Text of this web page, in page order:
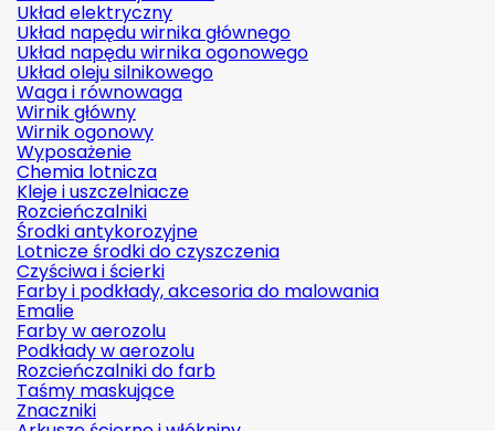
Układ elektryczny
Układ napędu wirnika głównego
Układ napędu wirnika ogonowego
Układ oleju silnikowego
Waga i równowaga
Wirnik główny
Wirnik ogonowy
Wyposażenie
Chemia lotnicza
Kleje i uszczelniacze
Rozcieńczalniki
Środki antykorozyjne
Lotnicze środki do czyszczenia
Czyściwa i ścierki
Farby i podkłady, akcesoria do malowania
Emalie
Farby w aerozolu
Podkłady w aerozolu
Rozcieńczalniki do farb
Taśmy maskujące
Znaczniki